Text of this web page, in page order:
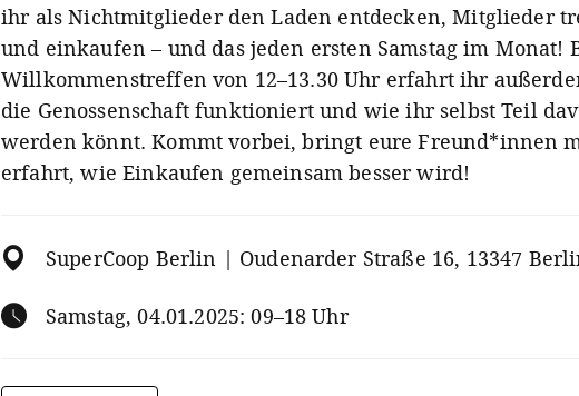
ihr als Nichtmitglieder den Laden entdecken, Mitglieder
und einkaufen – und das jeden ersten Samstag im Monat!
Willkommenstreffen von 12–13.30 Uhr erfahrt ihr
die Genossenschaft funktioniert und wie ihr selbst Teil
werden könnt. Kommt vorbei, bringt eure Freund*innen
erfahrt, wie Einkaufen gemeinsam besser wird!
SuperCoop Berlin | Oudenarder Straße 16, 13347
Samstag, 04.01.2025: 09–18 Uhr